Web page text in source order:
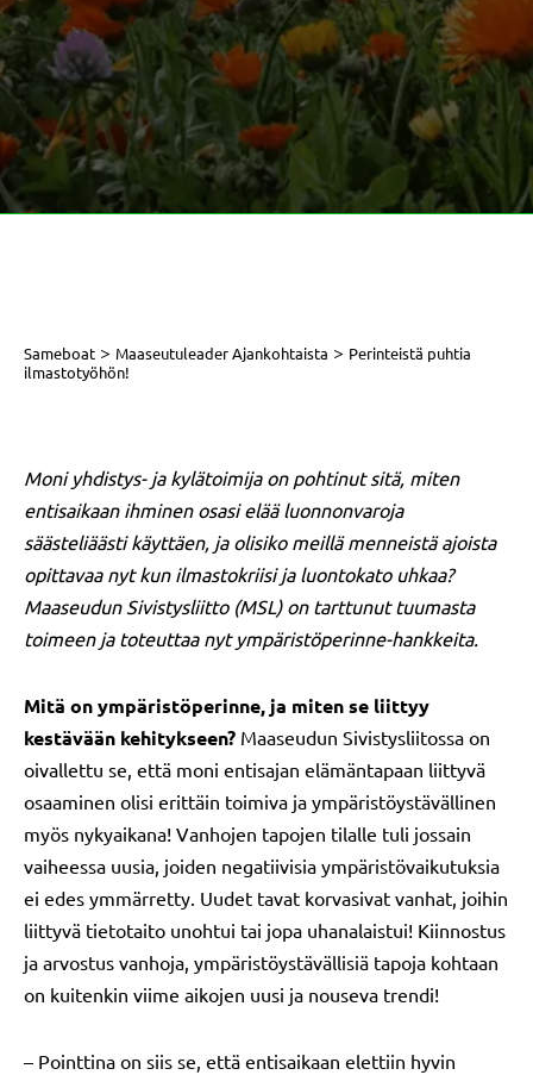
Sameboat > Maaseutuleader Ajankohtaista > Perinteistä puhtia
ilmastotyöhön!
Moni yhdistys- ja kylätoimija on pohtinut sitä, miten
entisaikaan ihminen osasi elää luonnonvaroja
säästeliäästi käyttäen, ja olisiko meillä menneistä ajoista
opittavaa nyt kun ilmastokriisi ja luontokato uhkaa?
Maaseudun Sivistysliitto (MSL) on tarttunut tuumasta
toimeen ja toteuttaa nyt ympäristöperinne-hankkeita.
Mitä on ympäristöperinne, ja miten se liittyy
kestävään kehitykseen? Maaseudun Sivistysliitossa on
oivallettu se, että moni entisajan elämäntapaan liittyvä
osaaminen olisi erittäin toimiva ja ympäristöystävällinen
myös nykyaikana! Vanhojen tapojen tilalle tuli jossain
vaiheessa uusia, joiden negatiivisia ympäristövaikutuksia
ei edes ymmärretty. Uudet tavat korvasivat vanhat, joihin
liittyvä tietotaito unohtui tai jopa uhanalaistui! Kiinnostus
ja arvostus vanhoja, ympäristöystävällisiä tapoja kohtaan
on kuitenkin viime aikojen uusi ja nouseva trendi!
– Pointtina on siis se, että entisaikaan elettiin hyvin